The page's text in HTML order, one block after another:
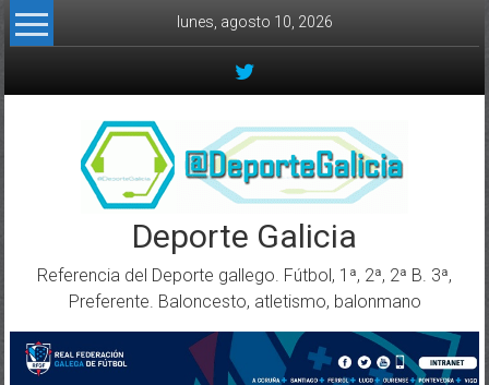
Skip to content
lunes, agosto 10, 2026
Deporte Galicia
Referencia del Deporte gallego. Fútbol, 1ª, 2ª, 2ª B. 3ª,
Preferente. Baloncesto, atletismo, balonmano